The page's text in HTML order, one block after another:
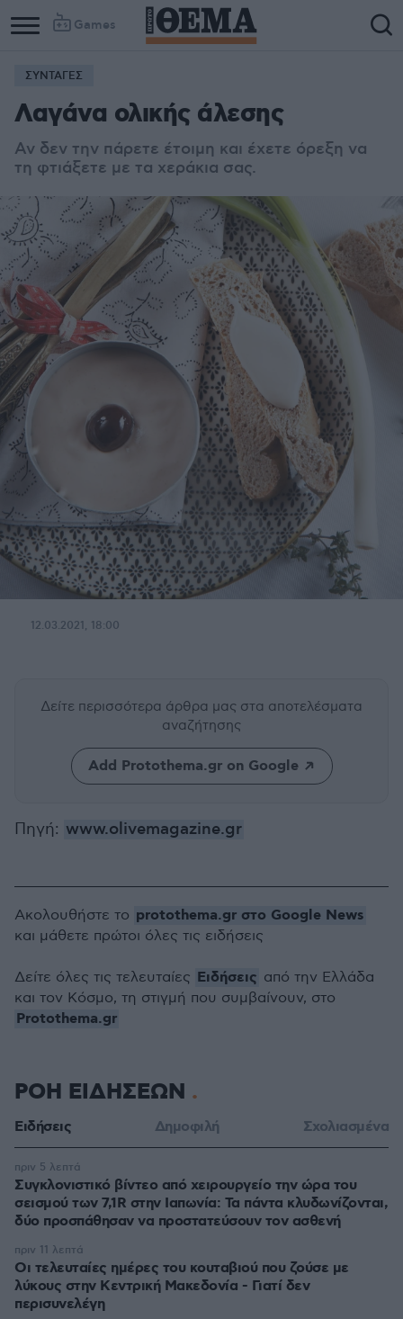
Games
ΣΥΝΤΑΓΕΣ
Λαγάνα ολικής άλεσης
Αν δεν την πάρετε έτοιμη και έχετε όρεξη να
τη φτιάξετε με τα χεράκια σας.
12.03.2021, 18:00
Δείτε περισσότερα άρθρα μας στα αποτελέσματα
αναζήτησης
Add Protothema.gr on Google
Πηγή: www.olivemagazine.gr
Ακολουθήστε το protothema.gr στο Google News
και μάθετε πρώτοι όλες τις ειδήσεις
Δείτε όλες τις τελευταίες Ειδήσεις από την Ελλάδα
και τον Κόσμο, τη στιγμή που συμβαίνουν, στο
Protothema.gr
ΡΟΗ ΕΙΔΗΣΕΩΝ
Ειδήσεις Δημοφιλή Σχολιασμένα
Συγκλονιστικό βίντεο από χειρουργείο την ώρα του
σεισμού των 7,1R στην Ιαπωνία: Τα πάντα κλυδωνίζονται,
δύο προσπάθησαν να προστατεύσουν τον ασθενή
πριν 5 λεπτά
Οι τελευταίες ημέρες του κουταβιού που ζούσε με
λύκους στην Κεντρική Μακεδονία - Γιατί δεν
περισυνελέγη
πριν 11 λεπτά